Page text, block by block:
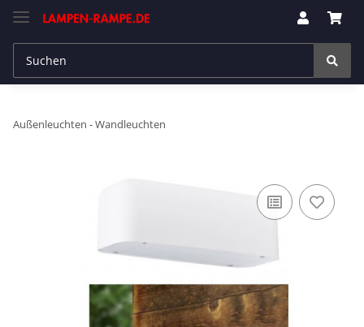
Außenleuchten - Wandleuchten